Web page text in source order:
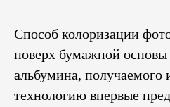
Способ колоризации
поверх бумажной
альбумина, получаемого
технологию впервые